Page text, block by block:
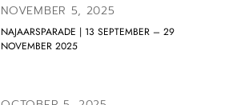
NOVEMBER 5, 2025
NAJAARSPARADE | 13 SEPTEMBER – 29
NOVEMBER 2025